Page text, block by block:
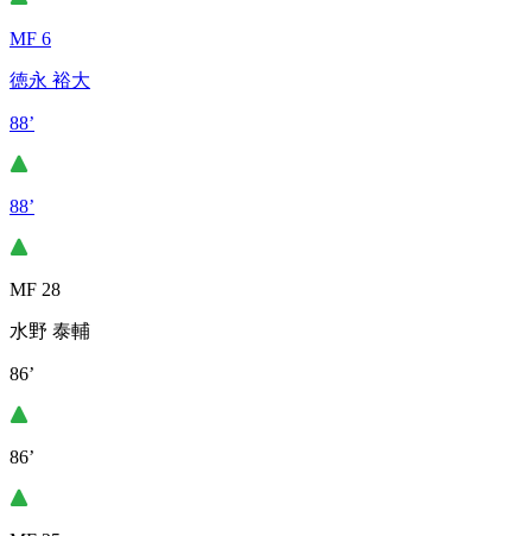
MF 6
徳永 裕大
88’
88’
MF 28
水野 泰輔
86’
86’